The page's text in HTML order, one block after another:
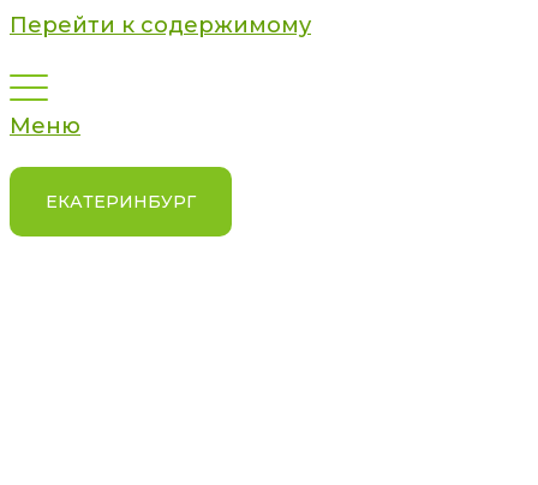
Перейти к содержимому
Меню
ЕКАТЕРИНБУРГ